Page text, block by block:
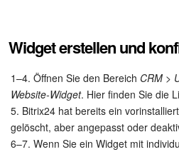
Webmail
CRM
Buchung
Widget erstellen und
1–4. Öffnen Sie den Bereich CRM >
Website-Widget. Hier finden Sie die
5. Bitrix24 hat bereits ein
gelöscht, aber angepasst oder
6–7. Wenn Sie ein Widget mit